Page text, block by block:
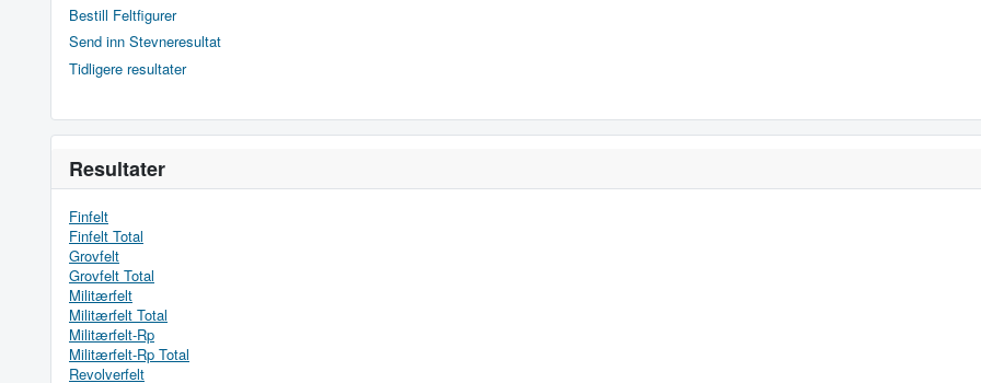
Bestill Feltfigurer
Send inn Stevneresultat
Tidligere resultater
Resultater
Finfelt
Finfelt Total
Grovfelt
Grovfelt Total
Militærfelt
Militærfelt Total
Militærfelt-Rp
Militærfelt-Rp Total
Revolverfelt